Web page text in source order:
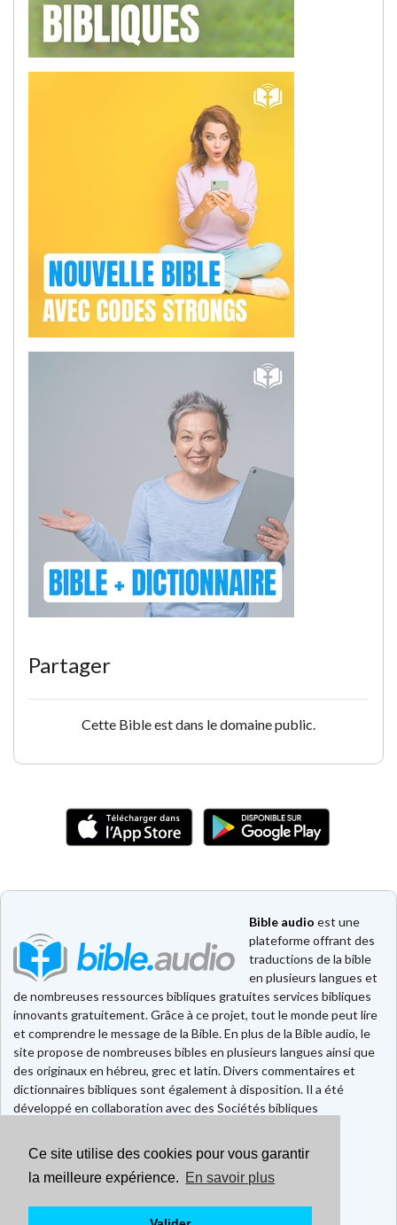
Ce site utilise des cookies pour vous garantir
la meilleure expérience. En savoir plus
Partager
Cette Bible est dans le domaine public.
Bible audio est une
plateforme offrant des
traductions de la bible
en plusieurs langues et
de nombreuses ressources bibliques gratuites services bibliques
innovants gratuitement. Grâce à ce projet, tout le monde peut lire
et comprendre le message de la Bible. En plus de la Bible audio, le
site propose de nombreuses bibles en plusieurs langues ainsi que
des originaux en hébreu, grec et latin. Divers commentaires et
dictionnaires bibliques sont également à disposition. Il a été
développé en collaboration avec des Sociétés bibliques
Faire un don
Contact